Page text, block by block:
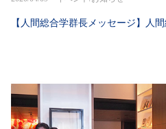
【人間総合学群長メッセージ】人